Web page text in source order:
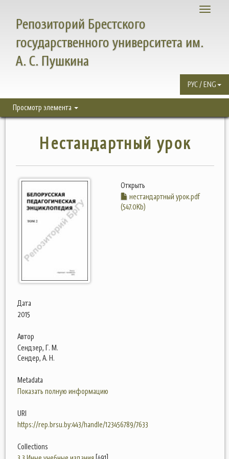
Toggle
Репозиторий Брестского
государственного университета им.
А. С. Пушкина
РУС / ENG
Просмотр элемента
Нестандартный урок
Открыть
нестандартный урок.pdf
(547.0Kb)
Дата
2015
Автор
Сендзер, Г. М.
Сендер, А. Н.
Metadata
Показать полную информацию
URI
https://rep.brsu.by:443/handle/123456789/7633
Collections